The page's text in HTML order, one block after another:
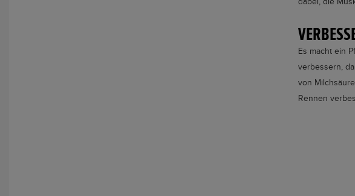
Es macht ein
verbessern,
von
Rennen